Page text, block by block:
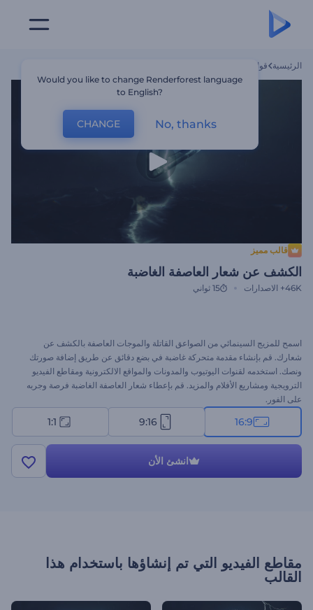
الرئيسية قوالب
قالب مميز
الكشف عن شعار العاصفة الغاضبة
46K+ الاصدارات 15 ثواني
اسمح للمزيج السينمائي من الصواعق القاتلة والموجات العاصفة بالكشف عن
شعارك. قم بإنشاء مقدمة متحركة غاضبة في بضع دقائق عن طريق إضافة صورتك
ونصك. استخدمه لقنوات اليوتيوب والمدونات والمواقع الالكترونية ومقاطع الفيديو
الترويجية ومشاريع الأفلام والمزيد. قم بإعطاء شعار العاصفة الغاضبة فرصة وجربه
على الفور.
16:9
9:16
1:1
انشئ الأن
مقاطع الفيديو التي تم إنشاؤها باستخدام هذا
القالب
Would you like to change Renderforest language
to English?
CHANGE No, thanks